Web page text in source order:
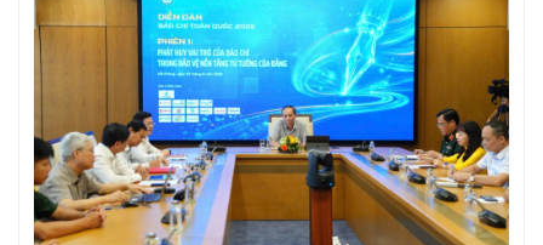
Bất động sản
Khởi nghiệp
Giá vàng
Tiêu dùng
Tỷ giá
Chứng khoán
Giá cà phê